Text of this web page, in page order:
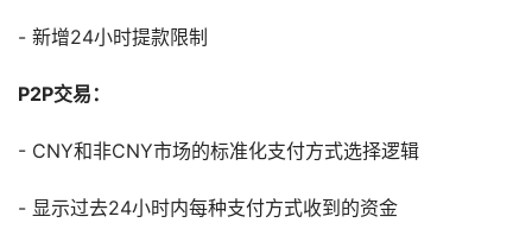
- 新增24小时提款限制
P2P交易：
- CNY和非CNY市场的标准化支付方式选择逻辑
- 显示过去24小时内每种支付方式收到的资金